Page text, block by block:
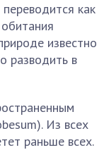
как
известно
разводить в
Из всех
раньше всех.